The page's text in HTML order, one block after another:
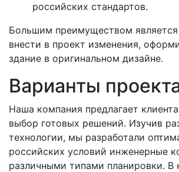
российских стандартов.
Большим преимуществом
внести в проект изменения,
здание в оригинальном дизайне.
Варианты
Наша компания предлагает
выбор готовых решений. Изучив
технологии, мы разработали
российских условий инженерные
различными типами планировки. В